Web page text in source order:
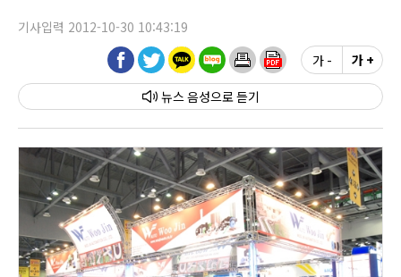
기사입력 2012-10-30 10:43:19
뉴스 음성
가 - 가 +